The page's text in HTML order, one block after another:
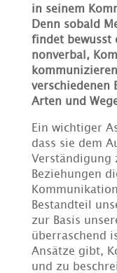
in seinem
Denn sobald
findet bewusst
nonverbal,
verschiedenen
Arten und
Ein wichtiger
dass sie dem
Verständigung
Beziehungen
Bestandteil
zur Basis
überraschend
Ansätze gibt,
und zu